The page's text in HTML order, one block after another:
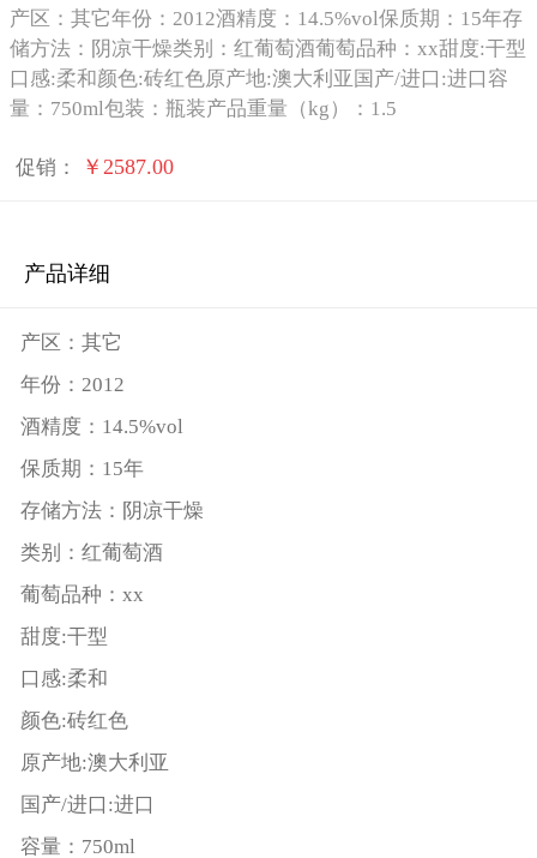
产区：其它年份：2012酒精度：14.5%vol保质期：15年存
储方法：阴凉干燥类别：红葡萄酒葡萄品种：xx甜度:干型
口感:柔和颜色:砖红色原产地:澳大利亚国产/进口:进口容
量：750ml包装：瓶装产品重量（kg）：1.5
促销： ￥2587.00
产品详细
产区：其它
年份：2012
酒精度：14.5%vol
保质期：15年
存储方法：阴凉干燥
类别：红葡萄酒
葡萄品种：xx
甜度:干型
口感:柔和
颜色:砖红色
原产地:澳大利亚
国产/进口:进口
容量：750ml